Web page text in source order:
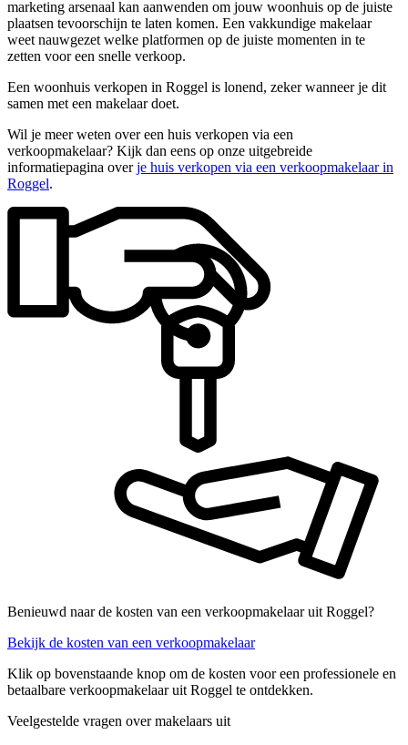
marketing arsenaal kan aanwenden om jouw woonhuis op de juiste
plaatsen tevoorschijn te laten komen. Een vakkundige makelaar
weet nauwgezet welke platformen op de juiste momenten in te
zetten voor een snelle verkoop.
Een woonhuis verkopen in Roggel is lonend, zeker wanneer je dit
samen met een makelaar doet.
Wil je meer weten over een huis verkopen via een
verkoopmakelaar? Kijk dan eens op onze uitgebreide
informatiepagina overje huis verkopen via een verkoopmakelaar in
Roggel.
Benieuwd naar de kosten van een verkoopmakelaar uit Roggel?
Bekijk de kosten van een verkoopmakelaar
Klik op bovenstaande knop om de kosten voor een professionele en
betaalbare verkoopmakelaar uit Roggel te ontdekken.
Veelgestelde vragen over makelaars uit